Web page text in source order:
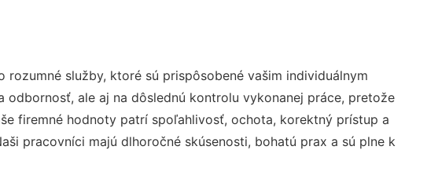
služby, ktoré sú prispôsobené vašim individuálnym
ale aj na dôslednú kontrolu vykonanej práce, pretože
firemné hodnoty patrí spoľahlivosť, ochota, korektný prístup a
pracovníci majú dlhoročné skúsenosti, bohatú prax a sú plne k